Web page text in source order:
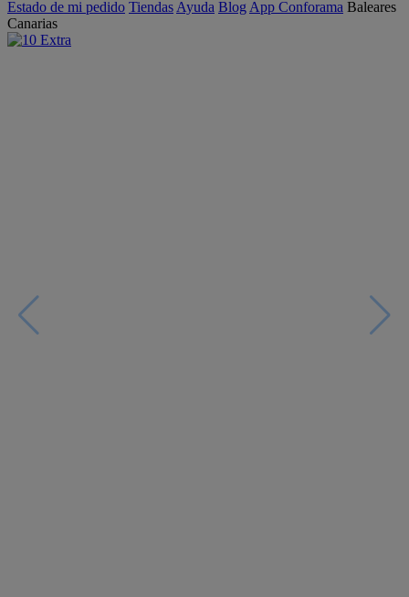
Estado de mi pedido Tiendas Ayuda Blog App Conforama Baleares
Canarias